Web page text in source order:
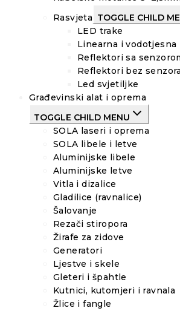
Rasvjeta TOGGLE CHILD
LED trake
Linearna i vodotjesna
Reflektori sa
Reflektori bez senzora
Led svjetiljke
Građevinski alat i oprema
TOGGLE CHILD MENU
SOLA laseri i oprema
SOLA libele i letve
Aluminijske libele
Aluminijske letve
Vitla i dizalice
Gladilice (ravnalice)
Šalovanje
Rezači stiropora
Žirafe za zidove
Generatori
Ljestve i skele
Gleteri i špahtle
Kutnici, kutomjeri i ravnala
Žlice i fangle